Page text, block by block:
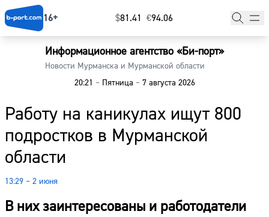
16+ $⁠81.41 €⁠94.06
Информационное агентство «Би-порт»
Новости Мурманска и Мурманской области
20:21 –Пятница –7 августа 2026
Работу на каникулах ищут 800
подростков в Мурманской
области
13:29 – 2 июня
В них заинтересованы и работодатели
Главная
Наши гости
Фоторепортажи
Погода
Курсы валют